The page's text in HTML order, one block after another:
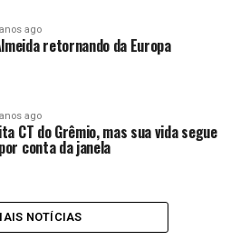
ago
retornando da Europa
ago
CT do Grêmio, mas sua vida segue
conta da janela
NOTÍCIAS